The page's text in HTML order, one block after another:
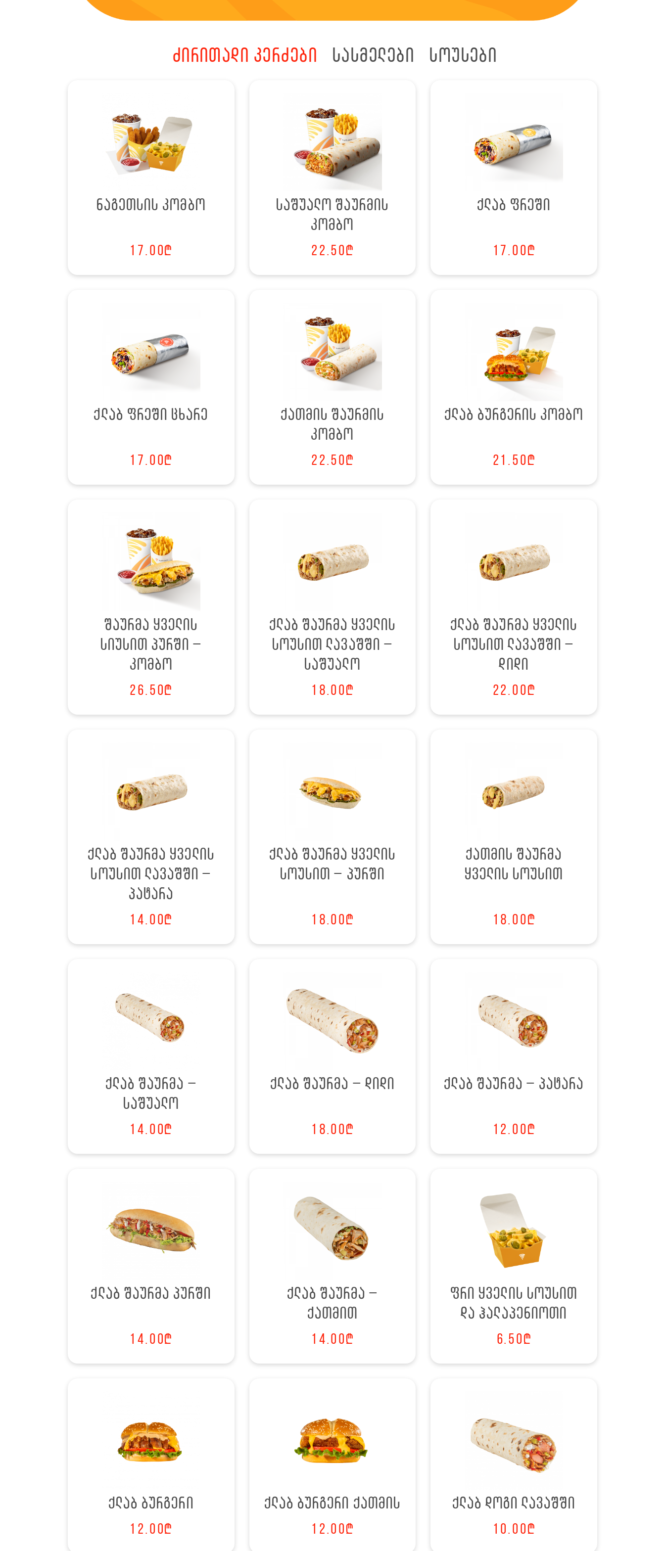
ძირითადი კერძები სასმელები სოუსები
ნაგეთსის კომბო
17.00₾
საშუალო შაურმის
კომბო
22.50₾
ქლაბ ფრეში
17.00₾
ქლაბ ფრეში ცხარე
17.00₾
ქათმის შაურმის
კომბო
22.50₾
ქლაბ ბურგერის კომბო
21.50₾
შაურმა ყველის
სიუსით პურში –
კომბო
26.50₾
ქლაბ შაურმა ყველის
სოუსით ლავაშში –
საშუალო
18.00₾
ქლაბ შაურმა ყველის
სოუსით ლავაშში –
დიდი
22.00₾
ქლაბ შაურმა ყველის
სოუსით ლავაშში –
პატარა
14.00₾
ქლაბ შაურმა ყველის
სოუსით – პურში
18.00₾
ქათმის შაურმა
ყველის სოუსით
18.00₾
ქლაბ შაურმა –
საშუალო
14.00₾
ქლაბ შაურმა – დიდი
18.00₾
ქლაბ შაურმა – პატარა
12.00₾
ქლაბ შაურმა პურში
14.00₾
ქლაბ შაურმა –
ქათმით
14.00₾
ფრი ყველის სოუსით
და ჰალაპენიოთი
6.50₾
ქლაბ ბურგერი
12.00₾
ქლაბ ბურგერი ქათმის
12.00₾
ქლაბ დოგი ლავაშში
10.00₾